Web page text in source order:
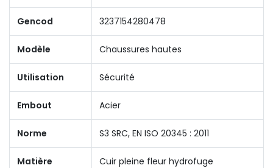
Gencod 3237154280478
Modèle Chaussures hautes
Utilisation Sécurité
Embout Acier
Norme S3 SRC, EN ISO 20345 : 2011
Matière Cuir pleine fleur hydrofuge